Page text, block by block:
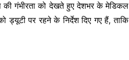
गंभीरता को देखते हुए देशभर के मेडिकल
पर रहने के निर्देश दिए गए हैं, ताकि